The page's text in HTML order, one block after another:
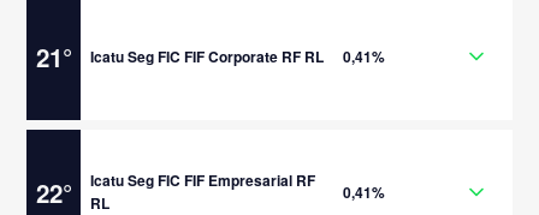
21° Icatu Seg FIC FIF Corporate RF RL 0,41%
22°
Icatu Seg FIC FIF Empresarial RF
RL
0,41%